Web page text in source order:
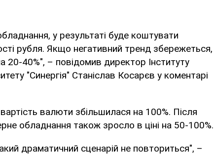
у результаті буде коштувати
рубля. Якщо негативний тренд збережеться,
20-40%", – повідомив директор Інституту
"Синергія" Станіслав Косарєв у коментарі
валюти збільшилася на 100%. Після
обладнання також зросло в ціні на 50-100%.
драматичний сценарій не повториться", –